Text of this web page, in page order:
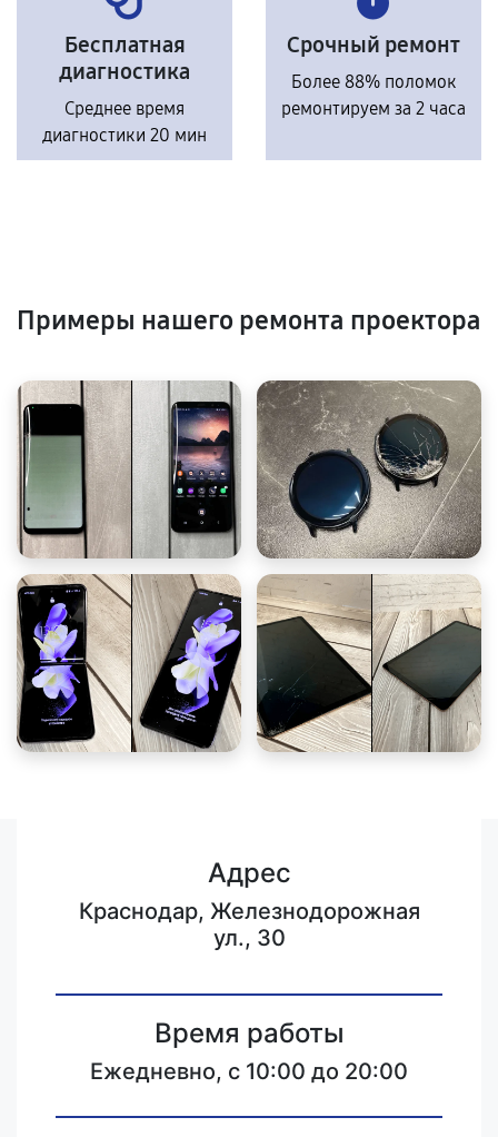
Бесплатная
диагностика
Среднее время
диагностики 20 мин
Срочный ремонт
Более 88% поломок
ремонтируем за 2 часа
Примеры нашего ремонта проектора
Адрес
Краснодар, Железнодорожная
ул., 30
Время работы
Ежедневно, с 10:00 до 20:00